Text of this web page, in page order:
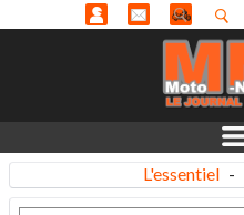
L'essentiel -